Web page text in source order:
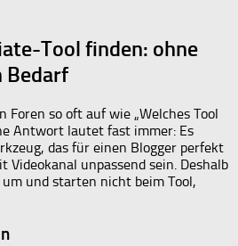
Tool finden: ohne
Bedarf
Foren so oft auf wie „Welches Tool
Antwort lautet fast immer: Es
das für einen Blogger perfekt
unpassend sein. Deshalb
und starten nicht beim Tool,